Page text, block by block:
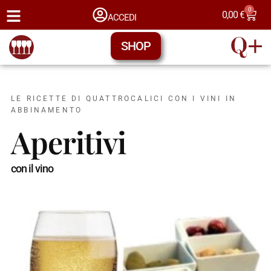
ACCEDI 0,00€ 0
SHOP
LE RICETTE DI QUATTROCALICI CON I VINI IN
ABBINAMENTO
Aperitivi
con il vino